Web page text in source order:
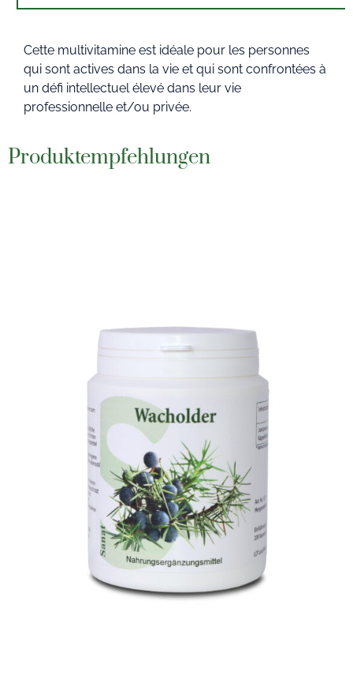
Cette multivitamine est idéale pour les personnes
qui sont actives dans la vie et qui sont confrontées à
un défi intellectuel élevé dans leur vie
professionnelle et/ou privée.
Produktempfehlungen